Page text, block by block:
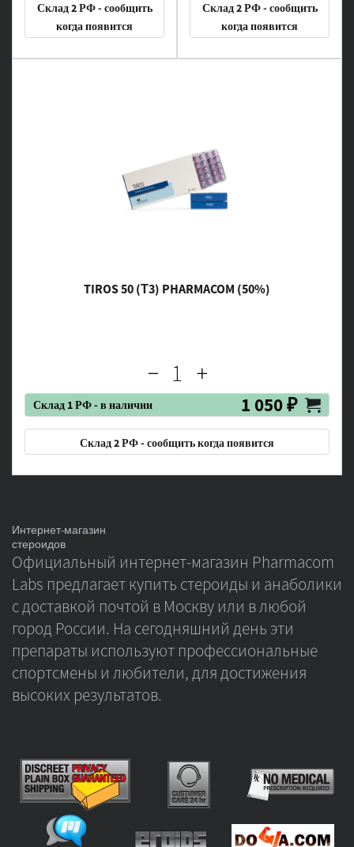
Склад 2 РФ - сообщить
когда появится
Склад 2 РФ - сообщить
когда появится
TIROS 50 (Т3) PHARMACOM (50%)
Склад 1 РФ - в наличии 1 050 ₽
Склад 2 РФ - сообщить когда появится
Интернет-магазин
стероидов
Официальный интернет-магазин Pharmacom
Labs предлагает купить стероиды и анаболики
с доставкой почтой в Москву или в любой
город России. На сегодняшний день эти
препараты используют профессиональные
спортсмены и любители, для достижения
высоких результатов.